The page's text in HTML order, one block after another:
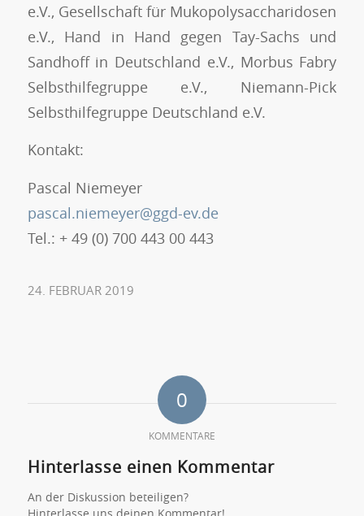
e.V., Gesellschaft für Mukopolysaccharidosen
e.V., Hand in Hand gegen Tay-Sachs und
Sandhoff in Deutschland e.V., Morbus Fabry
Selbsthilfegruppe e.V., Niemann-Pick
Selbsthilfegruppe Deutschland e.V.
Kontakt:
Pascal Niemeyer
pascal.niemeyer@ggd-ev.de
Tel.: + 49 (0) 700 443 00 443
24. FEBRUAR 2019
0
KOMMENTARE
Hinterlasse einen Kommentar
An der Diskussion beteiligen?